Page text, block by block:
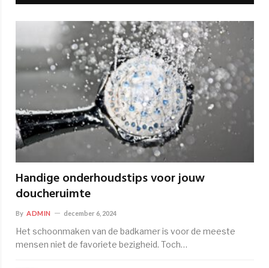
Handige onderhoudstips voor jouw
doucheruimte
By ADMIN december 6, 2024
Het schoonmaken van de badkamer is voor de meeste
mensen niet de favoriete bezigheid. Toch…